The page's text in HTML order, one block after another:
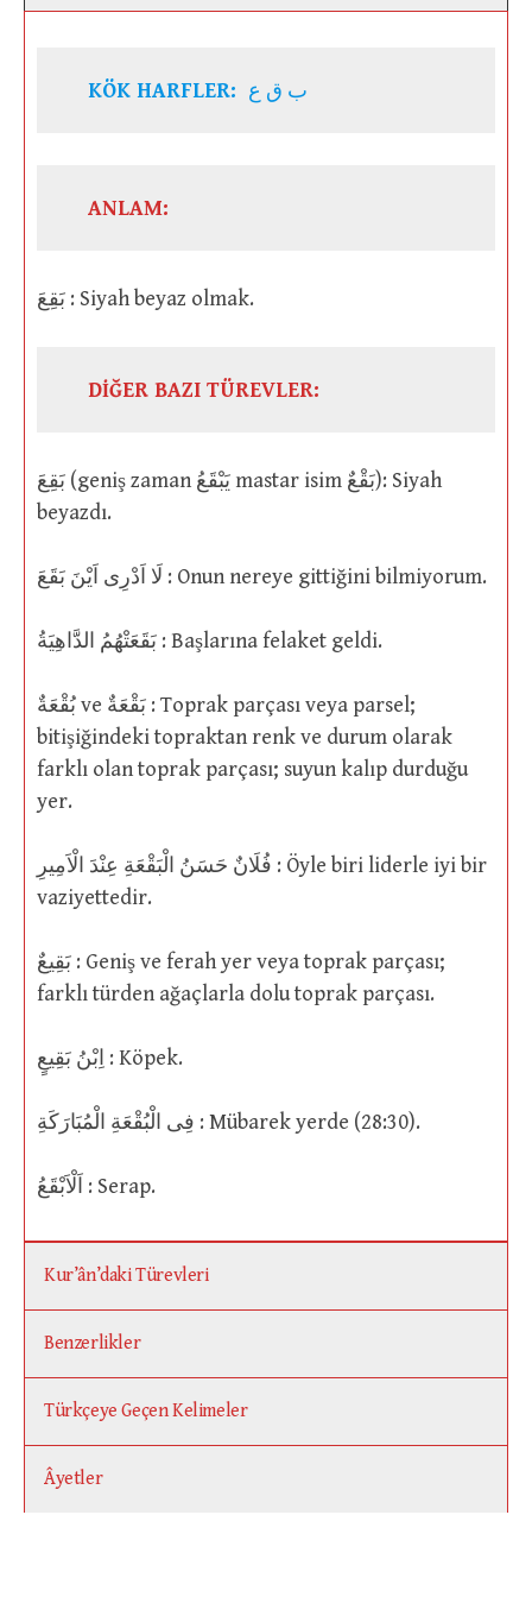
KÖK HARFLER: ب ق ع
ANLAM:
بَقِعَ : Siyah beyaz olmak.
DİĞER BAZI TÜREVLER:
بَقِعَ (geniş zaman يَبْقَعُ mastar isim بَقْعٌ): Siyah
beyazdı.
لَا اَدْرِى اَيْنَ بَقَعَ : Onun nereye gittiğini bilmiyorum.
بَقَعَتْهُمُ الدَّاهِيَةُ : Başlarına felaket geldi.
بُقْعَةٌ ve بَقْعَةٌ : Toprak parçası veya parsel;
bitişiğindeki topraktan renk ve durum olarak
farklı olan toprak parçası; suyun kalıp durduğu
yer.
فُلَانٌ حَسَنُ الْبَقْعَةِ عِنْدَ الْاَمِيرِ : Öyle biri liderle iyi bir
vaziyettedir.
بَقِيعٌ : Geniş ve ferah yer veya toprak parçası;
farklı türden ağaçlarla dolu toprak parçası.
اِبْنُ بَقِيعٍ : Köpek.
فِى الْبُقْعَةِ الْمُبَارَكَةِ : Mübarek yerde (28:30).
اَلْاَبْقَعُ : Serap.
Kur’ân’daki Türevleri
Benzerlikler
Türkçeye Geçen Kelimeler
Âyetler